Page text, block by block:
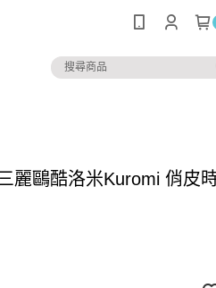
麗鷗酷洛米Kuromi 俏皮